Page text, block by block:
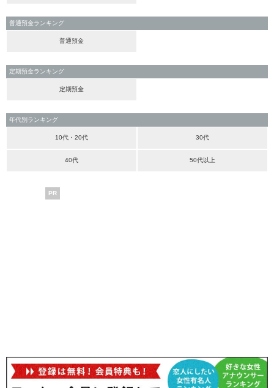
普通預金ランキング
普通預金
定期預金ランキング
定期預金
年代別ランキング
10代・20代 30代
40代 50代以上
PR